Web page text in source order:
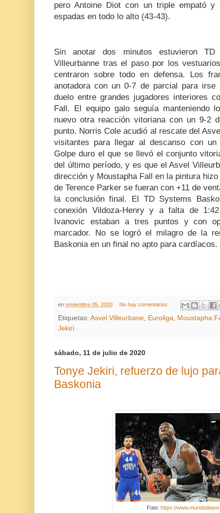
pero Antoine Diot con un triple empató
espadas en todo lo alto (43-43).
Sin anotar dos minutos estuvieron
Villeurbanne tras el paso por los
centraron sobre todo en defensa. Los
anotadora con un 0-7 de parcial para
duelo entre grandes jugadores interiores
Fall. El equipo galo seguía manteniendo
nuevo otra reacción vitoriana con un 9-2
punto. Norris Cole acudió al rescate del
visitantes para llegar al descanso con un
Golpe duro el que se llevó el conjunto
del último período, y es que el Asvel
dirección y Moustapha Fall en la pintura
de Terence Parker se fueran con +11 de
la conclusión final. El TD Systems
conexión Vildoza-Henry y a falta de
Ivanovic estaban a tres puntos y con
marcador. No se logró el milagro de la
Baskonia en un final no apto para cardíacos.
en noviembre 05, 2020 No hay comentarios:
Etiquetas: Asvel Villeurbane Euroliga
Moustapha
Jekiri
sábado, 11 de julio de 2020
Tonye Jekiri, refuerzo de lujo
Baskonia
Foto: https://